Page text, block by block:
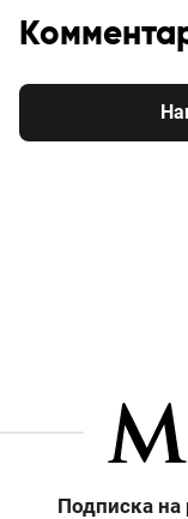
Подписка на